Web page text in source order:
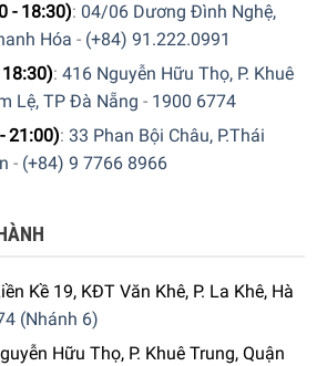
- 18:30): 04/06 Dương Đình Nghệ,
Hóa - (+84) 91.222.0991
: 416 Nguyễn Hữu Thọ, P. Khuê
Lệ, TP Đà Nẵng - 1900 6774
21:00): 33 Phan Bội Châu, P.Thái
- (+84) 9 7766 8966
Kề 19, KĐT Văn Khê, P. La Khê, Hà
(Nhánh 6)
Hữu Thọ, P. Khuê Trung, Quận